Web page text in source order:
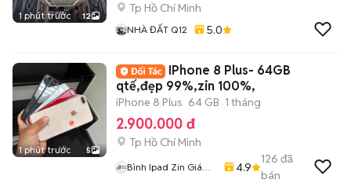
1 phút trước 12
Tp Hồ Chí Minh
NHÀ ĐẤT Q12 5.0
1 phút trước 5
IPhone 8 Plus- 64GB
qtế,đẹp 99%,zin 100%,
iPhone 8 Plus 64 GB 1 tháng
2.900.000 đ
Tp Hồ Chí Minh
Bình Ipad Zin Giá
4.9
126 đã
bán